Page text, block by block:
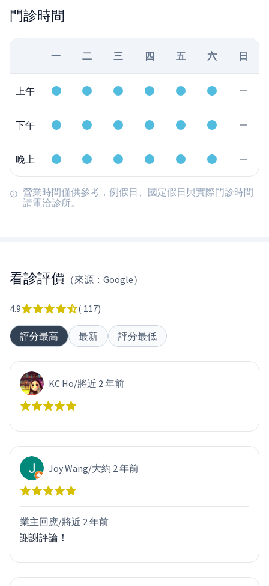
門診時間
一 二 三 四 五 六 日
上午
下午
晚上
營業時間僅供參考，例假日、國定假日與實際門診時間
請電洽診所。
看診評價 （來源：Google）
4.9 ( 117)
評分最高 最新 評分最低
KC Ho/將近 2 年前
Joy Wang/大約 2 年前
業主回應/將近 2 年前
謝謝評論！